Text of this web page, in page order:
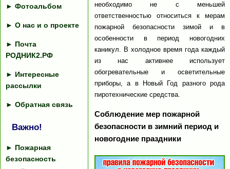
► Фотоальбом
► О нас и о проекте
► Почта
РОДНИК2.РФ
► Интересные
рассылки
► Обратная связь
Важно!
► Пожарная
безопасность
необходимо не с меньшей
ответственностью относиться к мерам
пожарной безопасности зимой и в
особенности в период новогодних
каникул. В холодное время года каждый
из нас активнее использует
обогревательные и осветительные
приборы, а в Новый Год разного рода
пиротехнические средства.
Соблюдение мер пожарной
безопасности в зимний период и
новогодние праздники